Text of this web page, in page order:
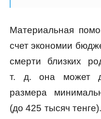
Материальная
счет экономии
смерти близких
т. д. она может
размера
(до 425 тысяч